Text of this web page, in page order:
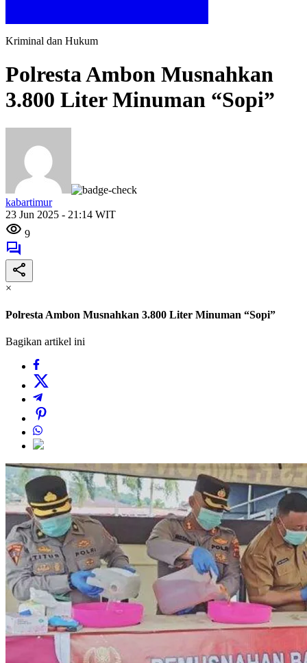
Kriminal dan Hukum
Polresta Ambon Musnahkan
3.800 Liter Minuman “Sopi”
kabartimur
23 Jun 2025 - 21:14 WIT
9
×
Polresta Ambon Musnahkan 3.800 Liter Minuman “Sopi”
Bagikan artikel ini